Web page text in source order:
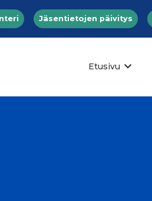
Jäsentietojen päivitys
Etusivu